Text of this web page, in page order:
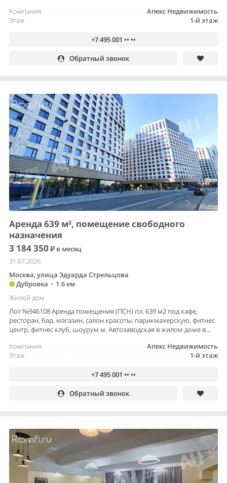
Апекс Недвижимость
Компания
1-й этаж
Этаж
+7 495 001 •• ••
Обратный звонок
Аренда 639 м², помещение свободного
назначения
3 184 350
в месяц
31.07.2026
Москва, улица Эдуарда Стрельцова
Дубровка • 1.6 км
Жилой дом
Лот №946108 Аренда помещения (ПСН) пл. 639 м2 под кафе,
ресторан, бар, магазин, салон красоты, парикмахерскую, фитнес
центр, фитнес клуб, шоурум м. Автозаводская в жилом доме в...
Апекс Недвижимость
Компания
1-й этаж
Этаж
+7 495 001 •• ••
Обратный звонок